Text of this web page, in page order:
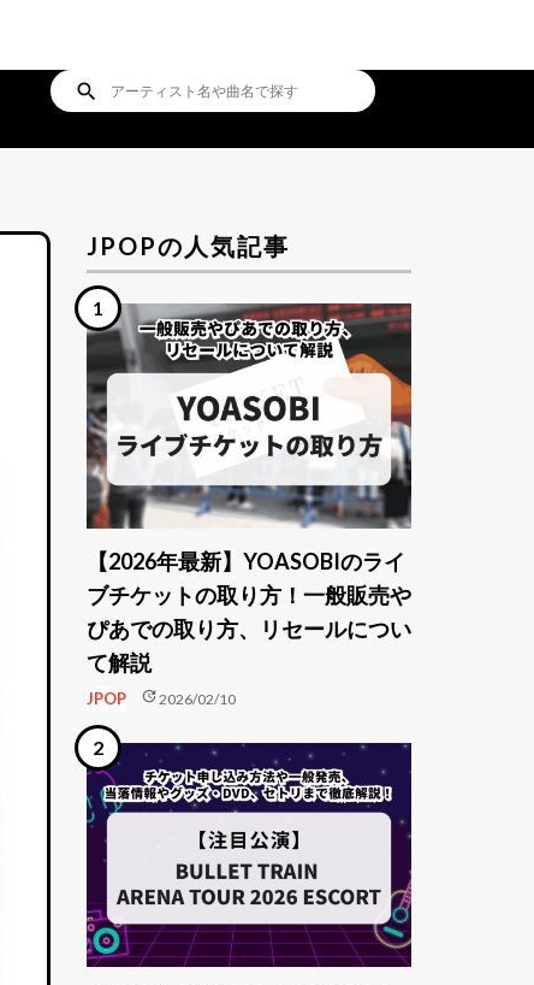
search
JPOPの人気記事
【2026年最新】YOASOBIのライ
ブチケットの取り方！一般販売や
ぴあでの取り方、リセールについ
て解説
JPOP update2026/02/10